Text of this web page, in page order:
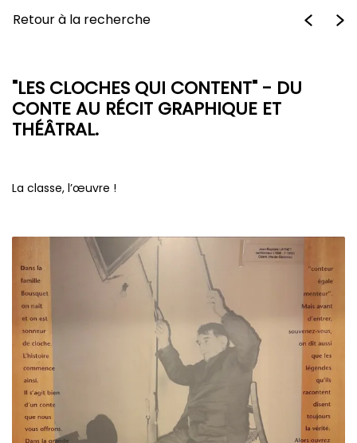
Retour à la recherche
"LES CLOCHES QUI CONTENT" - DU
CONTE AU RÉCIT GRAPHIQUE ET
THÉÂTRAL.
La classe, l’œuvre !